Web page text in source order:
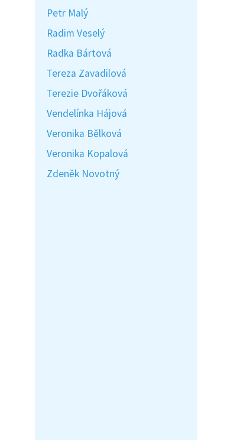
Petr Malý
Radim Veselý
Radka Bártová
Tereza Zavadilová
Terezie Dvořáková
Vendelínka Hájová
Veronika Bělková
Veronika Kopalová
Zdeněk Novotný